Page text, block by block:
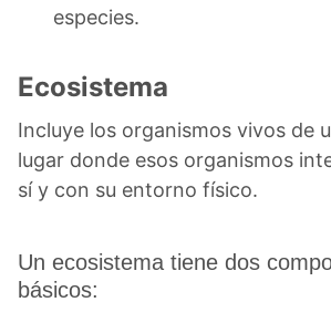
especies.
Ecosistema
Incluye los organismos vivos de
lugar donde esos organismos
sí y con su entorno físico.
Un ecosistema tiene dos
básicos: